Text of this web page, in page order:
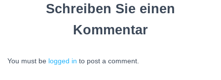
Schreiben Sie einen
Kommentar
You must be logged in to post a comment.